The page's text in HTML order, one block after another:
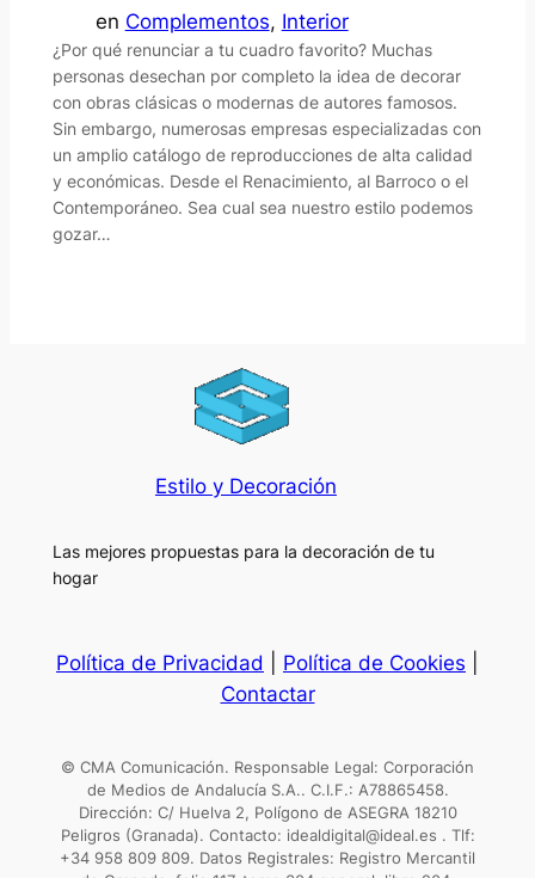
en Complementos, Interior
¿Por qué renunciar a tu cuadro favorito? Muchas
personas desechan por completo la idea de decorar
con obras clásicas o modernas de autores famosos.
Sin embargo, numerosas empresas especializadas con
un amplio catálogo de reproducciones de alta calidad
y económicas. Desde el Renacimiento, al Barroco o el
Contemporáneo. Sea cual sea nuestro estilo podemos
gozar…
Estilo y Decoración
Las mejores propuestas para la decoración de tu
hogar
Política de Privacidad Política de Cookies
Contactar
© CMA Comunicación. Responsable Legal: Corporación
de Medios de Andalucía S.A.. C.I.F.: A78865458.
Dirección: C/ Huelva 2, Polígono de ASEGRA 18210
Peligros (Granada). Contacto: idealdigital@ideal.es . Tlf:
+34 958 809 809. Datos Registrales: Registro Mercantil